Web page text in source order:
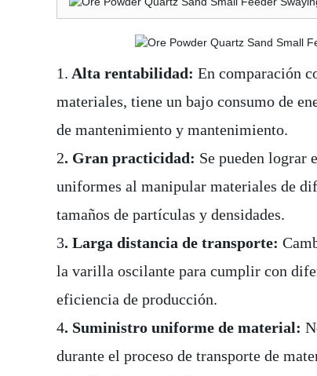
1. Alta rentabilidad: En comparación
materiales, tiene un bajo consumo de
de mantenimiento y mantenimiento.
2. Gran practicidad: Se pueden lograr
uniformes al manipular materiales de
tamaños de partículas y densidades.
3. Larga distancia de transporte:
la varilla oscilante para cumplir con
eficiencia de producción.
4. Suministro uniforme de material:
durante el proceso de transporte de